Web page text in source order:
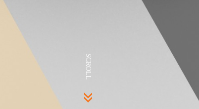
SCROLL